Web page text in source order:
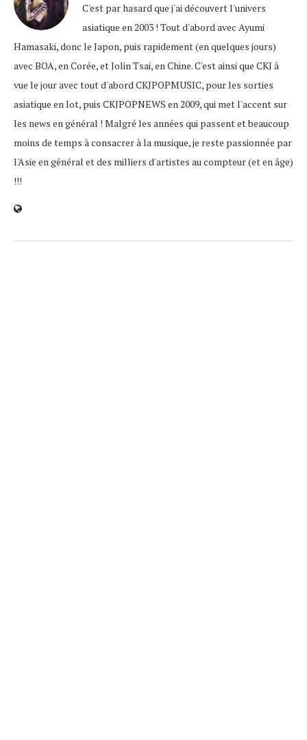
C'est par hasard que j'ai découvert l'univers
asiatique en 2003 ! Tout d'abord avec Ayumi
Hamasaki, donc le Japon, puis rapidement (en quelques jours)
avec BOA, en Corée, et Jolin Tsai, en Chine. C'est ainsi que CKJ à
vue le jour avec tout d'abord CKJPOPMUSIC, pour les sorties
asiatique en lot, puis CKJPOPNEWS en 2009, qui met l'accent sur
les news en général ! Malgré les années qui passent et beaucoup
moins de temps à consacrer à la musique, je reste passionnée par
l'Asie en général et des milliers d'artistes au compteur (et en âge)
!!!